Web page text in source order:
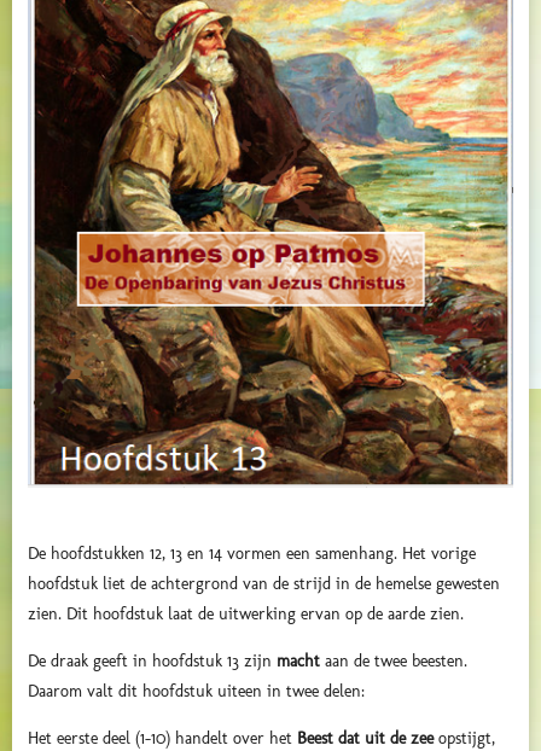
De hoofdstukken 12, 13 en 14 vormen een samenhang. Het vorige
hoofdstuk liet de achtergrond van de strijd in de hemelse gewesten
zien. Dit hoofdstuk laat de uitwerking ervan op de aarde zien.
De draak geeft in hoofdstuk 13 zijn macht aan de twee beesten.
Daarom valt dit hoofdstuk uiteen in twee delen:
Het eerste deel (1-10) handelt over het Beest dat uit de zeeopstijgt,